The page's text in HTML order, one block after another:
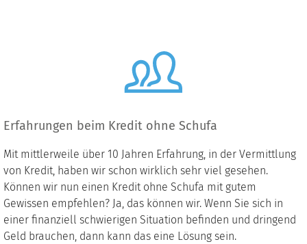
Erfahrungen beim Kredit ohne Schufa
Mit mittlerweile über 10 Jahren Erfahrung, in der Vermittlung
von Kredit, haben wir schon wirklich sehr viel gesehen.
Können wir nun einen Kredit ohne Schufa mit gutem
Gewissen empfehlen? Ja, das können wir. Wenn Sie sich in
einer finanziell schwierigen Situation befinden und dringend
Geld brauchen, dann kann das eine Lösung sein.